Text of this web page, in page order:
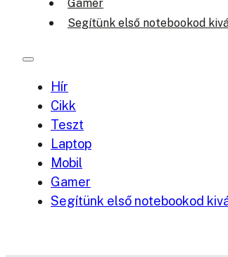
Gamer
Segítünk első notebookod
Hír
Cikk
Teszt
Laptop
Mobil
Gamer
Segítünk első notebookod